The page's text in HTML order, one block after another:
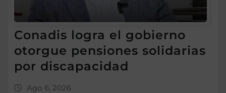
Conadis logra el gobierno
otorgue pensiones solidarias
por discapacidad
Ago 6, 2026